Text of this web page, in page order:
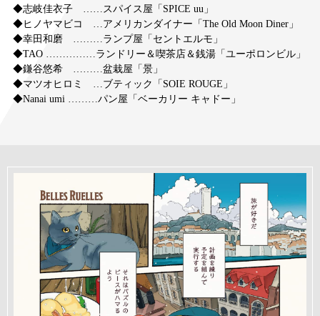
◆志岐佳衣子 ……スパイス屋「SPICE uu」
◆ヒノヤマビコ …アメリカンダイナー「The Old Moon Diner」
◆幸田和磨 ………ランプ屋「セントエルモ」
◆TAO ……………ランドリー＆喫茶店＆銭湯「ユーポロンビル」
◆鎌谷悠希 ………盆栽屋「景」
◆マツオヒロミ …ブティック「SOIE ROUGE」
◆Nanai umi ………パン屋「ベーカリー キャドー」